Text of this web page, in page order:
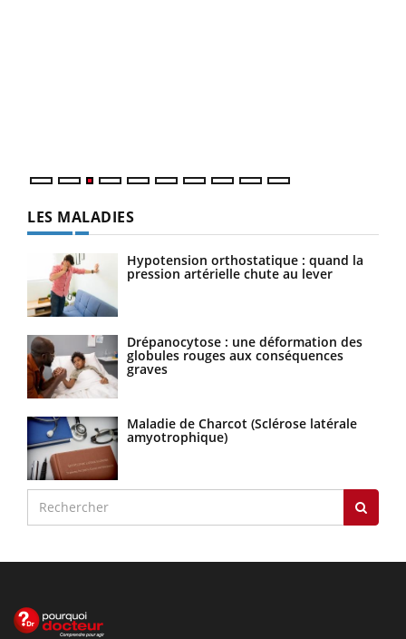
LES MALADIES
Hypotension orthostatique : quand la
pression artérielle chute au lever
Drépanocytose : une déformation des
globules rouges aux conséquences
graves
Maladie de Charcot (Sclérose latérale
amyotrophique)